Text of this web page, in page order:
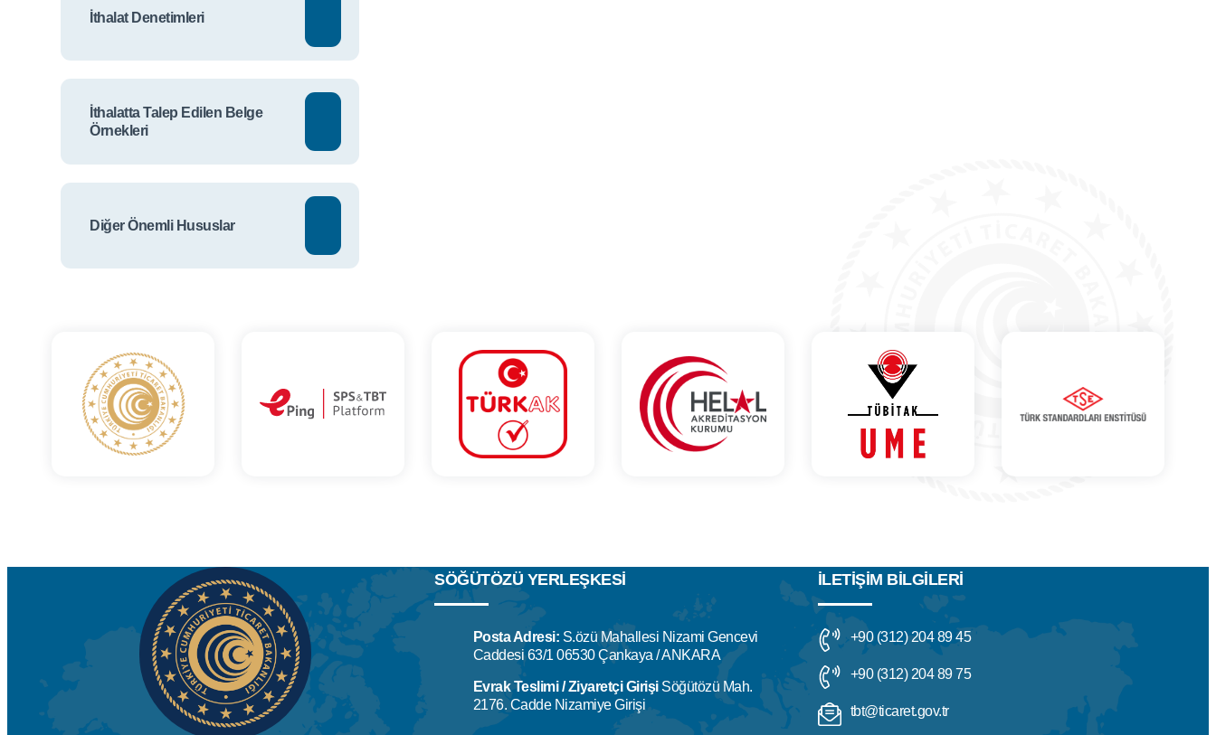
İthalat Denetimleri
İthalatta Talep Edilen Belge
Örnekleri
Diğer Önemli Hususlar
SÖĞÜTÖZÜ YERLEŞKESİ
Posta Adresi: S.özü Mahallesi Nizami Gencevi
Caddesi 63/1 06530 Çankaya / ANKARA
Evrak Teslimi / Ziyaretçi GirişiSöğütözü Mah.
2176. Cadde Nizamiye Girişi
İLETIŞIM BILGILERI
+90 (312) 204 89 45
+90 (312) 204 89 75
tbt@ticaret.gov.tr